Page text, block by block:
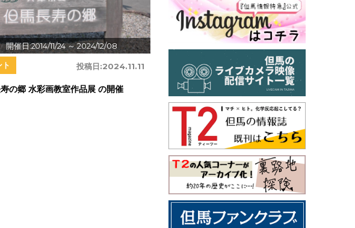
開催日:2014/11/24～ 2024/12/08
投稿日:2024.11.11
ト
の郷 水彩画教室作品展 の開催